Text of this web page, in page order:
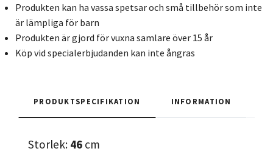
Produkten kan ha vassa spetsar och små tillbehör som inte
är lämpliga för barn
Produkten är gjord för vuxna samlare över 15 år
Köp vid specialerbjudanden kan inte ångras
PRODUKTSPECIFIKATION INFORMATION
Storlek: 46 cm